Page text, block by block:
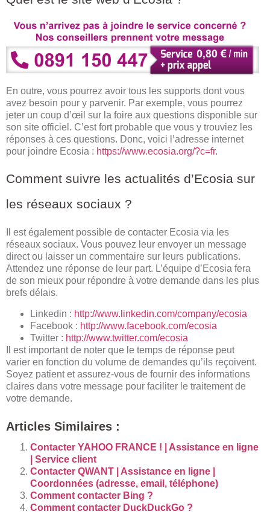
En outre, vous pourrez avoir tous les supports dont vous
avez besoin pour y parvenir. Par exemple, vous pourrez
jeter un coup d’œil sur la foire aux questions disponible sur
son site officiel. C’est fort probable que vous y trouviez les
réponses à ces questions. Donc, voici l’adresse internet
pour joindre Ecosia : https://www.ecosia.org/?c=fr.
Comment suivre les actualités d’Ecosia sur
les réseaux sociaux ?
Il est également possible de contacter Ecosia via les
réseaux sociaux. Vous pouvez leur envoyer un message
direct ou laisser un commentaire sur leurs publications.
Attendez une réponse de leur part. L’équipe d’Ecosia fera
de son mieux pour répondre à votre demande dans les plus
brefs délais.
Linkedin : http://www.linkedin.com/company/ecosia
Facebook : http://www.facebook.com/ecosia
Twitter : http://www.twitter.com/ecosia
Il est important de noter que le temps de réponse peut
varier en fonction du volume de demandes qu’ils reçoivent.
Soyez patient et assurez-vous de fournir des informations
claires dans votre message pour faciliter le traitement de
votre demande.
Articles Similaires :
Contacter YAHOO FRANCE ! | Assistance en ligne
| Service client
Contacter QWANT | Assistance en ligne |
Coordonnées (adresse, email, téléphone)
Comment contacter Bing ?
Comment contacter DuckDuckGo ?